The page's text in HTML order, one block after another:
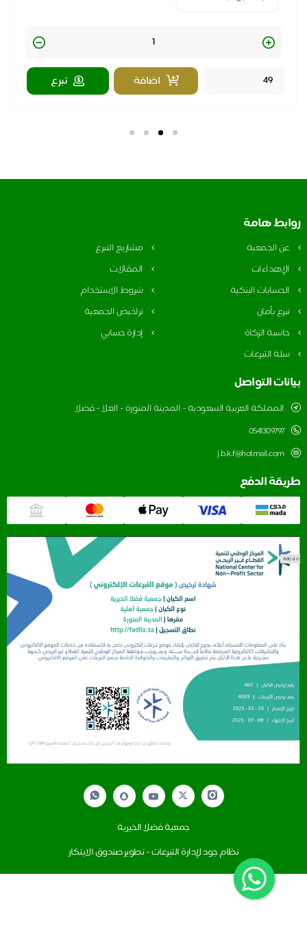
Quantity
اضافة
تبرع
هامة
الجمعية
مشاريع التبرع
المقالات
البنكية
شروط الاستخدام
بأمان
تراخيص الجمعية
الزكاة
إدارة حسابي
التبرعات
التواصل
المملكة العربية السعودية - المدينة المنورة - العلا - فضلا
0541309797
j.b.k.f@hotmail.com
الدفع
جمعية فضلا الخيرية
نظام جود لإدارة التبرعات - تطوير صندوق الابتكار